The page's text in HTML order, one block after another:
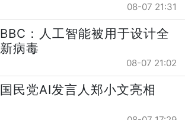
08-07 21:31
BBC：人工智能被用于设计全
新病毒
08-07 21:02
国民党AI发言人郑小文亮相